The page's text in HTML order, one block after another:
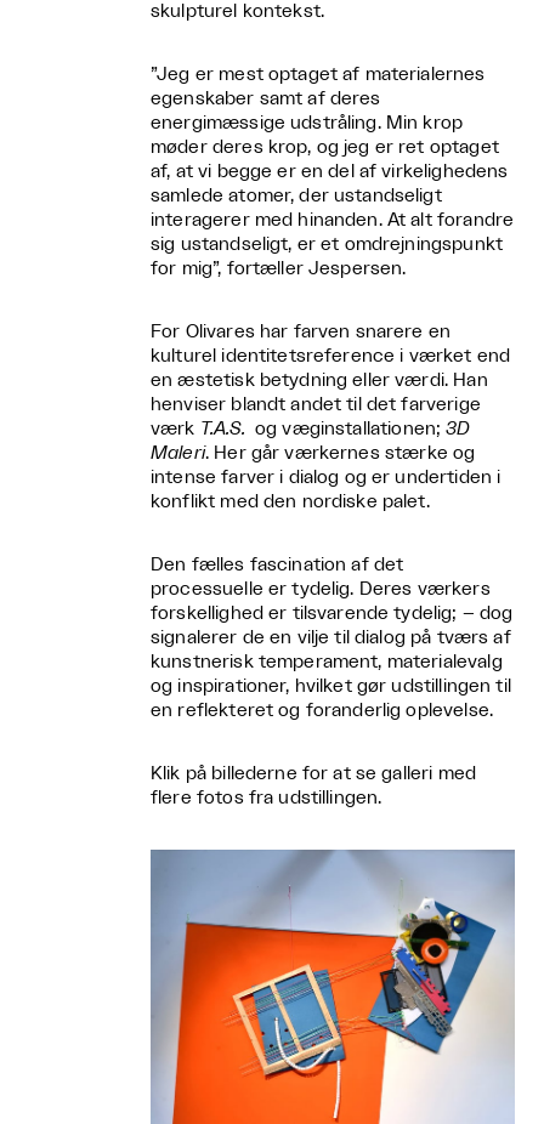
skulpturel kontekst.
”Jeg er mest optaget af materialernes
egenskaber samt af deres
energimæssige udstråling. Min krop
møder deres krop, og jeg er ret optaget
af, at vi begge er en del af virkelighedens
samlede atomer, der ustandseligt
interagerer med hinanden. At alt forandre
sig ustandseligt, er et omdrejningspunkt
for mig”, fortæller Jespersen.
For Olivares har farven snarere en
kulturel identitetsreference i værket end
en æstetisk betydning eller værdi. Han
henviser blandt andet til det farverige
værk T.A.S. og væginstallationen;3D
Maleri. Her går værkernes stærke og
intense farver i dialog og er undertiden i
konflikt med den nordiske palet.
Den fælles fascination af det
processuelle er tydelig. Deres værkers
forskellighed er tilsvarende tydelig; – dog
signalerer de en vilje til dialog på tværs af
kunstnerisk temperament, materialevalg
og inspirationer, hvilket gør udstillingen til
en reflekteret og foranderlig oplevelse.
Klik på billederne for at se galleri med
flere fotos fra udstillingen.